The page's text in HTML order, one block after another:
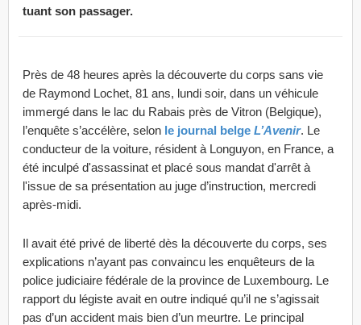
tuant son passager.
Près de 48 heures après la découverte du corps sans vie
de Raymond Lochet, 81 ans, lundi soir, dans un véhicule
immergé dans le lac du Rabais près de Vitron (Belgique),
l’enquête s’accélère, selon le journal belge L’Avenir. Le
conducteur de la voiture, résident à Longuyon, en France, a
été inculpé d'assassinat et placé sous mandat d'arrêt à
l'issue de sa présentation au juge d’instruction, mercredi
après-midi.
Il avait été privé de liberté dès la découverte du corps, ses
explications n’ayant pas convaincu les enquêteurs de la
police judiciaire fédérale de la province de Luxembourg. Le
rapport du légiste avait en outre indiqué qu’il ne s’agissait
pas d’un accident mais bien d’un meurtre. Le principal